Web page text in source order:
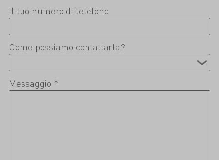
Il tuo numero di telefono
Come possiamo contattarla?
Messaggio *